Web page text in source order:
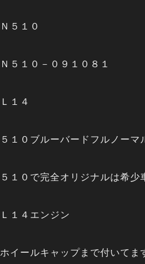
Ｎ５１０
Ｎ５１０－０９１０８１
Ｌ１４
５１０ブルーバードフルノーマ
５１０で完全オリジナルは希少
Ｌ１４エンジン
ホイールキャップまで付いてま